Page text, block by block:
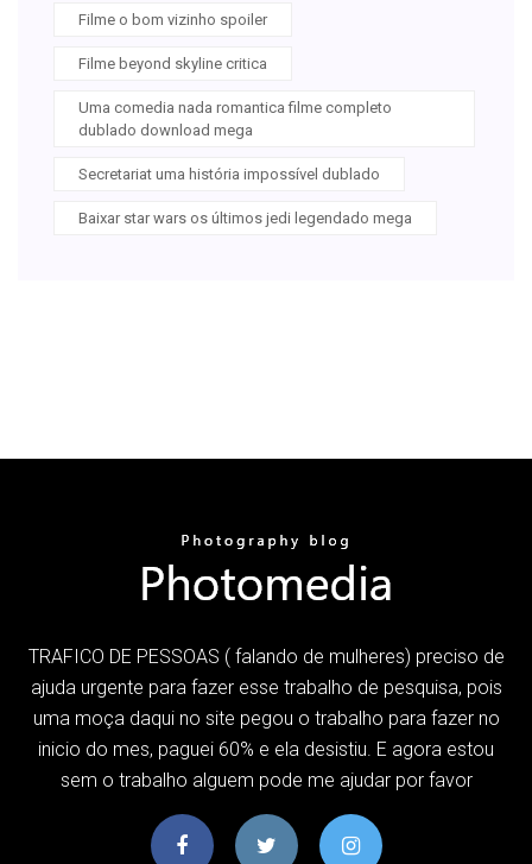
Filme o bom vizinho spoiler
Filme beyond skyline critica
Uma comedia nada romantica filme completo
dublado download mega
Secretariat uma história impossível dublado
Baixar star wars os últimos jedi legendado mega
TRAFICO DE PESSOAS ( falando de mulheres) preciso de
ajuda urgente para fazer esse trabalho de pesquisa, pois
uma moça daqui no site pegou o trabalho para fazer no
inicio do mes, paguei 60% e ela desistiu. E agora estou
sem o trabalho alguem pode me ajudar por favor